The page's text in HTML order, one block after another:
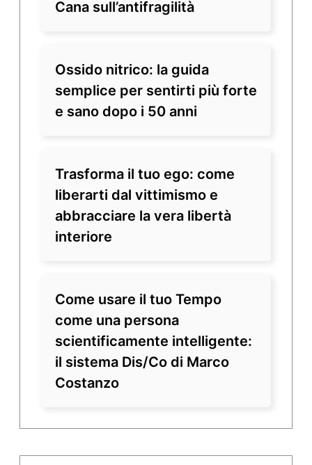
Cana sull’antifragilità
Ossido nitrico: la guida
semplice per sentirti più forte
e sano dopo i 50 anni
Trasforma il tuo ego: come
liberarti dal vittimismo e
abbracciare la vera libertà
interiore
Come usare il tuo Tempo
come una persona
scientificamente intelligente:
il sistema Dis/Co di Marco
Costanzo